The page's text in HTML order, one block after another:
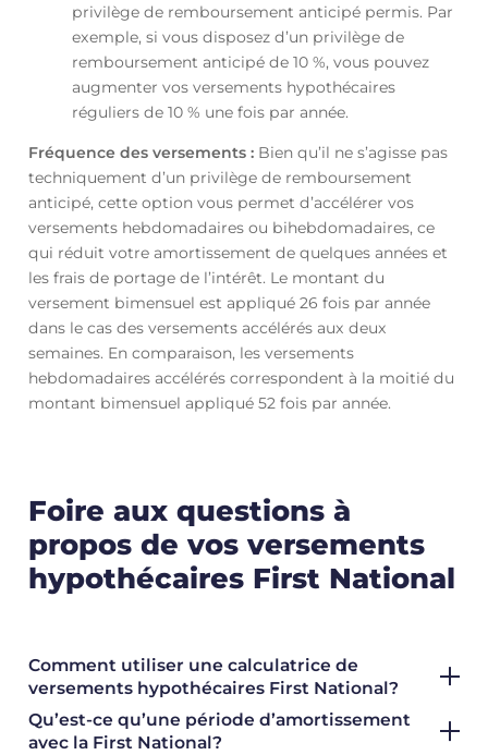
privilège de remboursement anticipé permis. Par
exemple, si vous disposez d’un privilège de
remboursement anticipé de 10 %, vous pouvez
augmenter vos versements hypothécaires
réguliers de 10 % une fois par année.
Fréquence des versements :Bien qu’il ne s’agisse pas
techniquement d’un privilège de remboursement
anticipé, cette option vous permet d’accélérer vos
versements hebdomadaires ou bihebdomadaires, ce
qui réduit votre amortissement de quelques années et
les frais de portage de l’intérêt. Le montant du
versement bimensuel est appliqué 26 fois par année
dans le cas des versements accélérés aux deux
semaines. En comparaison, les versements
hebdomadaires accélérés correspondent à la moitié du
montant bimensuel appliqué 52 fois par année.
Foire aux questions à
propos de vos versements
hypothécaires First National
Comment utiliser une calculatrice de
versements hypothécaires First National?
Qu’est-ce qu’une période d’amortissement
avec la First National?